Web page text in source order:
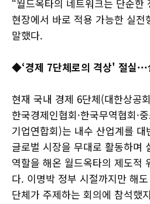
“월드옥타의 네트워크는 단순한
현장에서 바로 적용 가능한 실전
말했다.
◆‘경제 7단체로의 격상' 절실
현재 국내 경제 6단체(대한상공
한국경제인협회·한국무역협회·
기업연합회)는 내수 산업계를
글로벌 시장을 무대로 활동하며
역할을 해온 월드옥타의 제도적
다. 이명박 정부 시절까지만 해
단체가 주제하는 회의에 참석했